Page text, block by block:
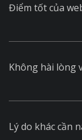
Điểm tốt của
Không hài lòng
Lý do khác cần